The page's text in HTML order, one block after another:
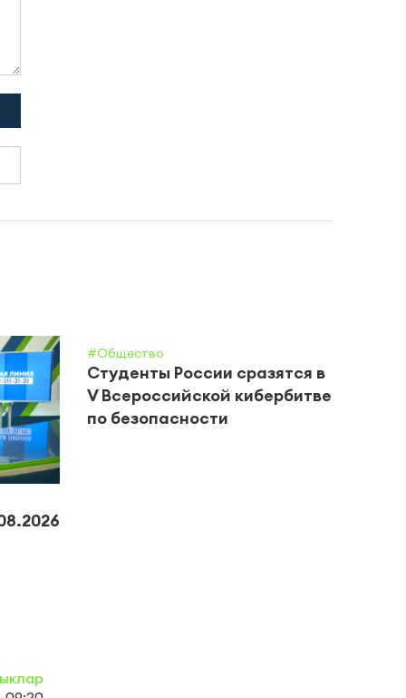
#Общество
Студенты России сразятся в
V Всероссийской кибербитве
по безопасности